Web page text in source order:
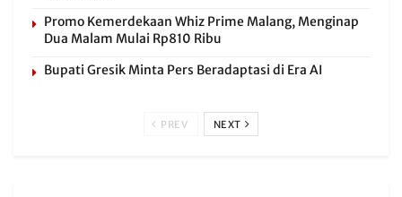
Promo Kemerdekaan Whiz Prime Malang, Menginap
Dua Malam Mulai Rp810 Ribu
Bupati Gresik Minta Pers Beradaptasi di Era AI
PREV NEXT